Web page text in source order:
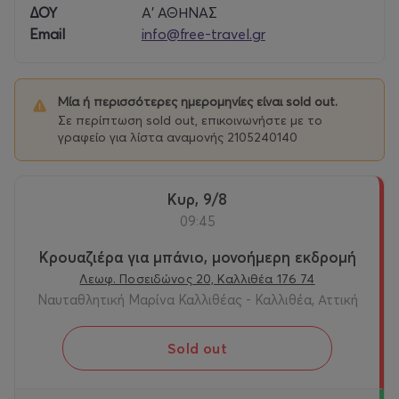
Μετά από αυτή τη μοναδική εμπειρία, θα
απόγευμα.
ΠΑΡΟΧΕΣ ΠΑΝΩ ΣΤΟ ΠΛΟΙΟ
Μεσημεριανό,
Απεριόριστο κρασί, αναψυκτικά, καφές φίλτρου
Εξωτερικό κατάστρωμα με διαθέσιμα πουφ και
Δύο μπαρ με μεγάλη ποικιλία
Πολύγλωσσος οδηγός
Διαθέσιμο κατάστημα στο πλοίο
Αναλυτικές πληροφορίες, δείτε
ΔΟΥ
Α' ΑΘΗΝΑΣ
Email
info@free-travel.gr
Μία ή περισσότερες ημερομηνίες είναι sold out.
Σε περίπτωση sold out, επικοινωνήστε με το
γραφείο για λίστα αναμονής 2105240140
Κυρ, 9/8
09:45
Κρουαζιέρα για μπάνιο, μονοήμερη εκδρομή
Λεωφ. Ποσειδώνος 20, Καλλιθέα 176 74
Ναυταθλητική Μαρίνα Καλλιθέας - Καλλιθέα, Αττική
Sold out